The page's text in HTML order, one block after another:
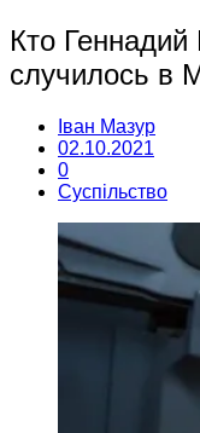
Кто
случилось в
Іван Мазур
02.10.2021
0
Суспільство